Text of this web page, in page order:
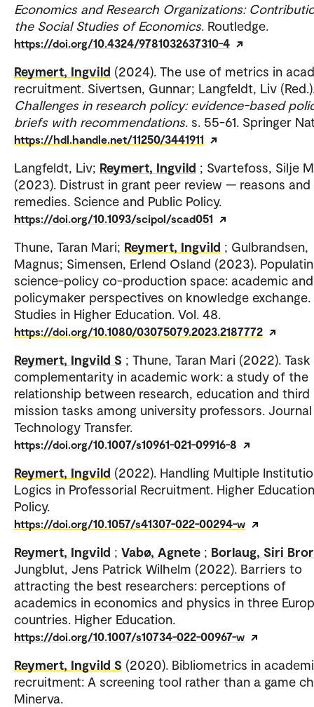
Economics and Research Organizations:
the Social Studies of Economics. Routledge.
https://doi.org/10.4324/9781032637310-4
Reymert, Ingvild (2024). The use of metrics in
recruitment. Sivertsen, Gunnar; Langfeldt, Liv
Challenges in research policy: evidence-based
briefs with recommendations. s. 55-61. Springer
https://hdl.handle.net/11250/3441911
Langfeldt, Liv; Reymert, Ingvild ; Svartefoss, Silje
(2023). Distrust in grant peer review — reasons and
remedies. Science and Public Policy.
https://doi.org/10.1093/scipol/scad051
Thune, Taran Mari; Reymert, Ingvild ; Gulbrandsen,
Magnus; Simensen, Erlend Osland (2023).
science-policy co-production space: academic and
policymaker perspectives on knowledge exchange.
Studies in Higher Education. Vol. 48.
https://doi.org/10.1080/03075079.2023.2187772
Reymert, Ingvild S ; Thune, Taran Mari (2022). Task
complementarity in academic work: a study of the
relationship between research, education and third
mission tasks among university professors.
Technology Transfer.
https://doi.org/10.1007/s10961-021-09916-8
Reymert, Ingvild (2022). Handling Multiple
Logics in Professorial Recruitment. Higher Education
Policy.
https://doi.org/10.1057/s41307-022-00294-w
Reymert, Ingvild ; Vabø, Agnete ; Borlaug, Siri
Jungblut, Jens Patrick Wilhelm (2022). Barriers to
attracting the best researchers: perceptions of
academics in economics and physics in three
countries. Higher Education.
https://doi.org/10.1007/s10734-022-00967-w
Reymert, Ingvild S (2020). Bibliometrics in
recruitment: A screening tool rather than a game
Minerva.